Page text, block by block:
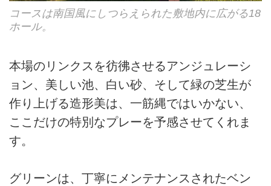
コースは南国風にしつらえられた敷地内に広がる18
ホール。
本場のリンクスを彷彿させるアンジュレーシ
ョン、美しい池、白い砂、そして緑の芝生が
作り上げる造形美は、一筋縄ではいかない、
ここだけの特別なプレーを予感させてくれま
す。
グリーンは、丁寧にメンテナンスされたベン